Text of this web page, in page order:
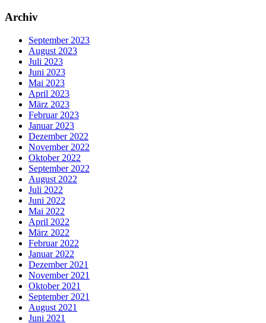
Archiv
September 2023
August 2023
Juli 2023
Juni 2023
Mai 2023
April 2023
März 2023
Februar 2023
Januar 2023
Dezember 2022
November 2022
Oktober 2022
September 2022
August 2022
Juli 2022
Juni 2022
Mai 2022
April 2022
März 2022
Februar 2022
Januar 2022
Dezember 2021
November 2021
Oktober 2021
September 2021
August 2021
Juni 2021